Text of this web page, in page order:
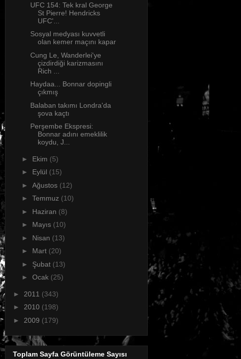
UFC 154: Tek kral George
St Pierre! Hendricks
UFC'...
Sosyal medyası kuvvetli
olan kemer maçını kapar
Cung Le, Wanderlei'ye
çizdirdiği karizmasını
Rich ...
Haydaa... Bonnar dopingli
çıkmış
Balaban takımı Londra'da
şova kaçtı
Perşembe Ekspresi:
Bonnar adını emeklilik
koydu, J...
► Ekim (5)
► Eylül (15)
► Ağustos (12)
► Temmuz (10)
► Haziran (8)
► Mayıs (10)
► Nisan (13)
► Mart (20)
► Şubat (13)
► Ocak (25)
► 2011 (343)
► 2010 (198)
► 2009 (179)
Toplam Sayfa Görüntüleme Sayısı